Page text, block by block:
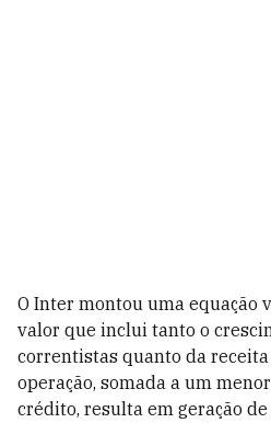
O Inter montou uma equação
valor que inclui tanto o
correntistas quanto da receita
operação, somada a um
crédito, resulta em geração